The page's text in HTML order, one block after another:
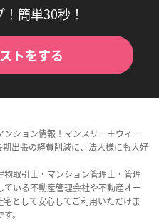
簡単30秒！
トをする
ション情報！マンスリー＋ウィー
出張の経費削減に、法人様にも大好
取引士・マンション管理士・管理
いる不動産管理会社や不動産オー
として安心してご利用いただけま
。